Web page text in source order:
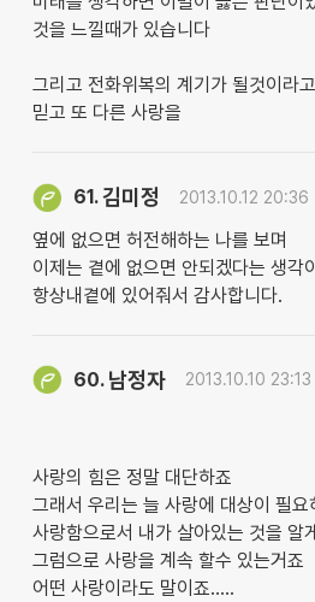
것을 느낄때가 있습니다
그리고 전화위복의 계기가 될것이라고
믿고 또 다른 사랑을
61.김미정 2013.10.12 20:36
옆에 없으면 허전해하는 나를 보며
이제는 곁에 없으면 안되겠다는 생각
항상내곁에 있어줘서 감사합니다.
60. 남정자 2013.10.10 23:13
사랑의 힘은 정말 대단하죠
그래서 우리는 늘 사랑에 대상이 필요
사랑함으로서 내가 살아있는 것을 알
그럼으로 사랑을 계속 할수 있는거죠
어떤 사랑이라도 말이죠.....